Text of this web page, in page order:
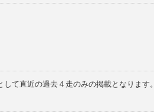
て直近の過去４走のみの掲載となります。